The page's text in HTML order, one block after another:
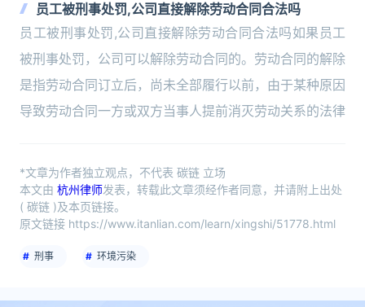
员工被刑事处罚,公司直接解除劳动合同合法吗
员工被刑事处罚,公司直接解除劳动合同合法吗如果员工
被刑事处罚，公司可以解除劳动合同的。劳动合同的解除
是指劳动合同订立后，尚未全部履行以前，由于某种原因
导致劳动合同一方或双方当事人提前消灭劳动关系的法律
*文章为作者独立观点，不代表 碳链 立场
本文由 杭州律师发表，转载此文章须经作者同意，并请附上出处
( 碳链 )及本页链接。
原文链接 https://www.itanlian.com/learn/xingshi/51778.html
刑事 环境污染